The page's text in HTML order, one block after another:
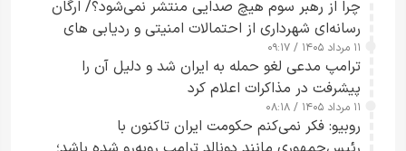
چرا از رهبر سوم هیچ صدایی منتشر نمی‌شود؟/ ارگان
رسانه‌ای شهرداری از احتمالات امنیتی و ردیابی های
جاسوسی گفت
۱۱ مرداد ۱۴۰۵ / ۰۹:۱۷
ترامپ مدعی لغو حمله به ایران شد و دلیل آن را
پیشرفت در مذاکرات اعلام کرد
۱۱ مرداد ۱۴۰۵ / ۰۸:۱۸
روبیو: فکر نمی‌کنم حکومت ایران تاکنون با